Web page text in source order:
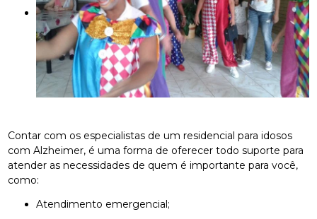
Contar com os especialistas de um residencial para idosos
com Alzheimer, é uma forma de oferecer todo suporte para
atender as necessidades de quem é importante para você,
como:
atendimento emergencial;